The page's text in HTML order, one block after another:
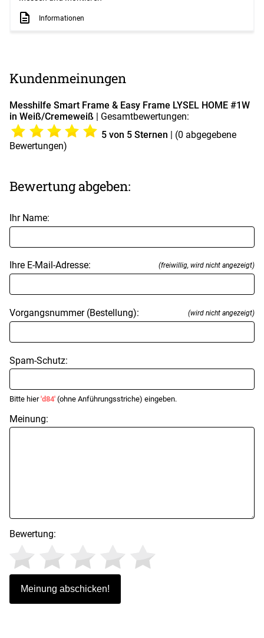
Informationen
Kundenmeinungen
Messhilfe Smart Frame & Easy Frame LYSEL HOME #1W
in Weiß/Cremeweiß | Gesamtbewertungen:
5von 5 Sternen | (0 abgegebene
Bewertungen)
Bewertung abgeben:
Ihr Name:
Ihre E-Mail-Adresse: (freiwillig, wird nicht angezeigt)
Vorgangsnummer (Bestellung): (wird nicht angezeigt)
Spam-Schutz:
Bitte hier'd84' (ohne Anführungsstriche) eingeben.
Meinung:
Bewertung: